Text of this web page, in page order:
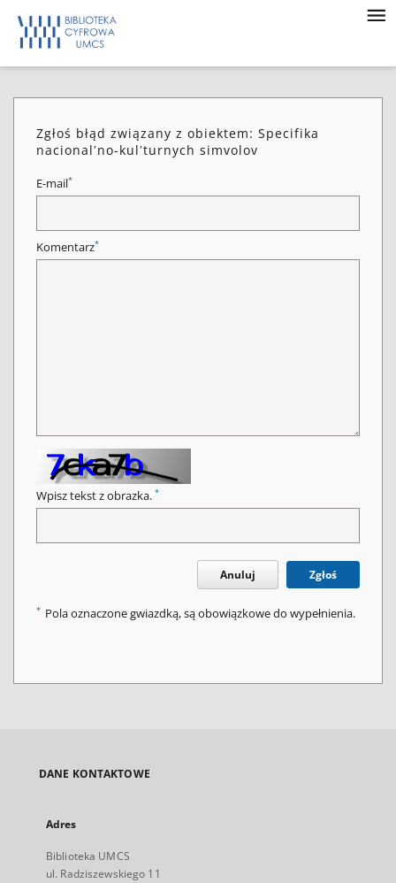
Zgłoś błąd związany z obiektem: Specifika
nacionalʹno-kulʹturnych simvolov
E-mail*
Komentarz*
Wpisz tekst z obrazka. *
Anuluj Zgłoś
* Pola oznaczone gwiazdką, są obowiązkowe do wypełnienia.
DANE KONTAKTOWE
Adres
Biblioteka UMCS
ul. Radziszewskiego 11